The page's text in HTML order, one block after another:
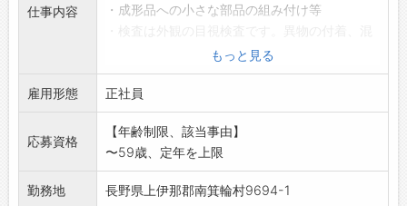
仕事内容
・成形品への小さな部品の組み付け等
チェックになります。
*自動車部品等の事業内容により、視力、判断力
が
大切になります。
◇効率の良い整備された明るい環境の職場で
す。
業務の変更範囲:変更なし
もっと見る
雇用形態 正社員
応募資格
【年齢制限、該当事由】
〜59歳、定年を上限
勤務地 長野県上伊那郡南箕輪村9694-1